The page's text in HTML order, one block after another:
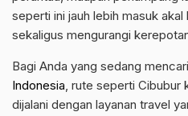
seperti ini jauh lebih masuk
sekaligus mengurangi
Bagi Anda yang sedang
Indonesia, rute seperti Cibubur
dijalani dengan layanan travel